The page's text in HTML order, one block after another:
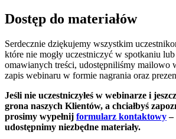
Dostęp do materiałów
Serdecznie dziękujemy wszystkim
które nie mogły uczestniczyć w spotkaniu
omawianych treści, udostępniliśmy mailowo
zapis webinaru w formie nagrania oraz
Jeśli nie uczestniczyłeś w webinarze i
grona naszych Klientów, a chciałbyś
prosimy wypełnij formularz kontaktowy–
udostępnimy niezbędne materiały.